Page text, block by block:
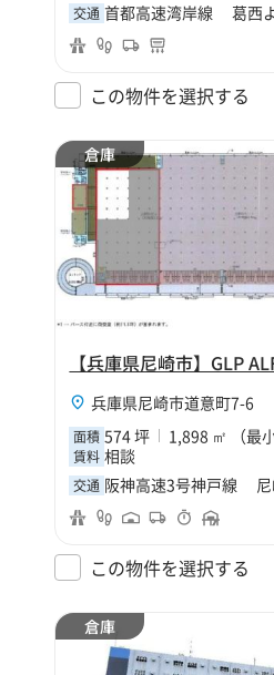
交通 首都高速湾岸線 葛西
この物件を選択する
倉庫
兵庫県尼崎市道意町7-6
面積 574 坪 1,898 ㎡ （最
賃料 相談
交通 阪神高速3号神戸線 尼
この物件を選択する
倉庫